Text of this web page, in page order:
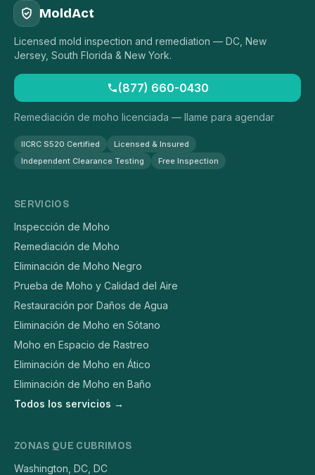
MoldAct
Licensed mold inspection and remediation — DC, New
Jersey, South Florida & New York.
(877) 660-0430
Remediación de moho licenciada — llame para agendar
IICRC S520 Certified
Licensed & Insured
Independent Clearance Testing
Free Inspection
SERVICIOS
Inspección de Moho
Remediación de Moho
Eliminación de Moho Negro
Prueba de Moho y Calidad del Aire
Restauración por Daños de Agua
Eliminación de Moho en Sótano
Moho en Espacio de Rastreo
Eliminación de Moho en Ático
Eliminación de Moho en Baño
Todos los servicios →
ZONAS QUE CUBRIMOS
Washington, DC, DC